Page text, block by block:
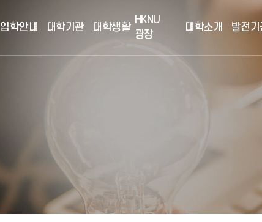
입학안내 대학기관 대학생활
HKNU
광장
대학소개 발전기